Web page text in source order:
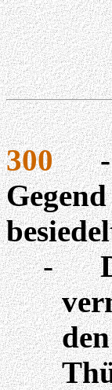
300 -
-